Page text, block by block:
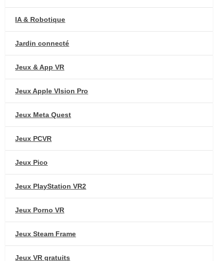
IA & Robotique
Jardin connecté
Jeux & App VR
Jeux Apple VIsion Pro
Jeux Meta Quest
Jeux PCVR
Jeux Pico
Jeux PlayStation VR2
Jeux Porno VR
Jeux Steam Frame
Jeux VR gratuits